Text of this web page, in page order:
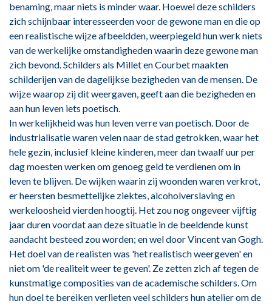
benaming, maar niets is minder waar. Hoewel deze schilders
zich schijnbaar interesseerden voor de gewone man en die op
een realistische wijze afbeeldden, weerpiegeld hun werk niets
van de werkelijke omstandigheden waarin deze gewone man
zich bevond. Schilders als Millet en Courbet maakten
schilderijen van de dagelijkse bezigheden van de mensen. De
wijze waarop zij dit weergaven, geeft aan die bezigheden en
aan hun leven iets poetisch.
In werkelijkheid was hun leven verre van poetisch. Door de
industrialisatie waren velen naar de stad getrokken, waar het
hele gezin, inclusief kleine kinderen, meer dan twaalf uur per
dag moesten werken om genoeg geld te verdienen om in
leven te blijven. De wijken waarin zij woonden waren verkrot,
er heersten besmettelijke ziektes, alcoholverslaving en
werkeloosheid vierden hoogtij. Het zou nog ongeveer vijftig
jaar duren voordat aan deze situatie in de beeldende kunst
aandacht besteed zou worden; en wel door Vincent van Gogh.
Het doel van de realisten was 'het realistisch weergeven' en
niet om 'de realiteit weer te geven'. Ze zetten zich af tegen de
kunstmatige composities van de academische schilders. Om
hun doel te bereiken verlieten veel schilders hun atelier om de